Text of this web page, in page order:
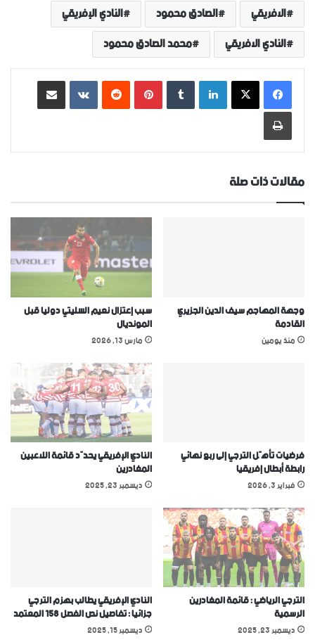
الافريقي الصادق محمود
النادي الإفريقي
النادي الافريقي
محمد الصادق محمود
لينكدإن بينتيريست ‏VKontakte
طباعة
مقالات ذات صلة
وجهة المهاجم سيف الدين الجزيري
القادمة
منذ يومين
سبب إعتزال نعيم السليتي دوليا قبل
المونديال
مارس 13, 2026
فرضيات تأهّل الترجي إلى ربع نهائي
رابطة أبطال إفريقيا
فبراير 3, 2026
النادي الإفريقي يحدّد قائمة اللاعبين
المغادرين
ديسمبر 23, 2025
الترجي الرياضي : قائمة المغادرين
الرسمية
ديسمبر 23, 2025
النادي الإفريقي يطالب بهزم الترجي
جزائيا : تفاصيل نص الفصل 158 المعتمد
ديسمبر 15, 2025